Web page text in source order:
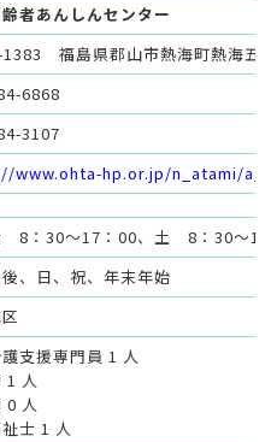
者あんしんセンター
1383 福島県郡山市熱海町熱海五
6868
3107
www.ohta-hp.or.jp/n_atami/
8：30～17：00、土 8：30～12
、日、祝、年末年始
支援専門員 1 人
1 人
0 人
士 1 人